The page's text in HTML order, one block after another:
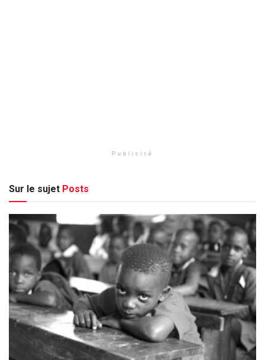
Publicité
Sur le sujet Posts